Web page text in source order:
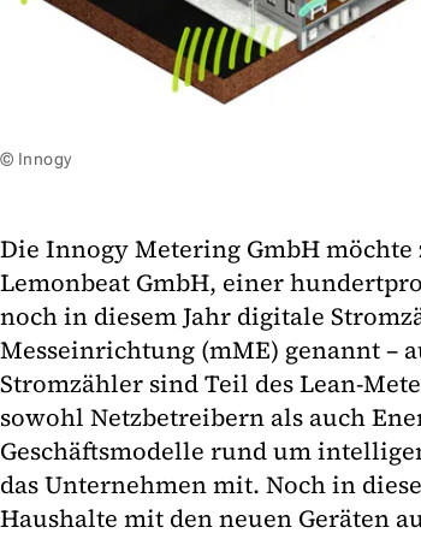
© Innogy
Die Innogy Metering GmbH
Lemonbeat GmbH, einer
noch in diesem Jahr digitale
Messeinrichtung (mME) genannt –
Stromzähler sind Teil des Lean-
sowohl Netzbetreibern als auch
Geschäftsmodelle rund um
das Unternehmen mit. Noch in
Haushalte mit den neuen Geräten